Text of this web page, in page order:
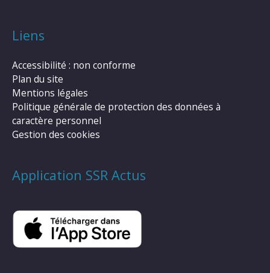
Liens
Accessibilité : non conforme
Plan du site
Mentions légales
Politique générale de protection des données à
caractère personnel
Gestion des cookies
Application SSR Actus